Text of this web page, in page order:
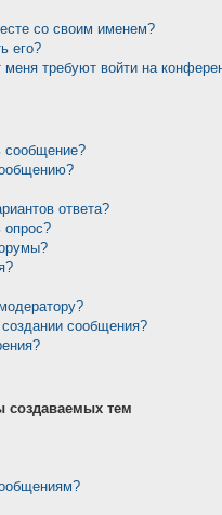
со своим именем?
его?
требуют войти на
сообщение?
ответа?
опрос?
сообщения?
создаваемых тем